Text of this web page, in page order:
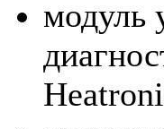
модуль